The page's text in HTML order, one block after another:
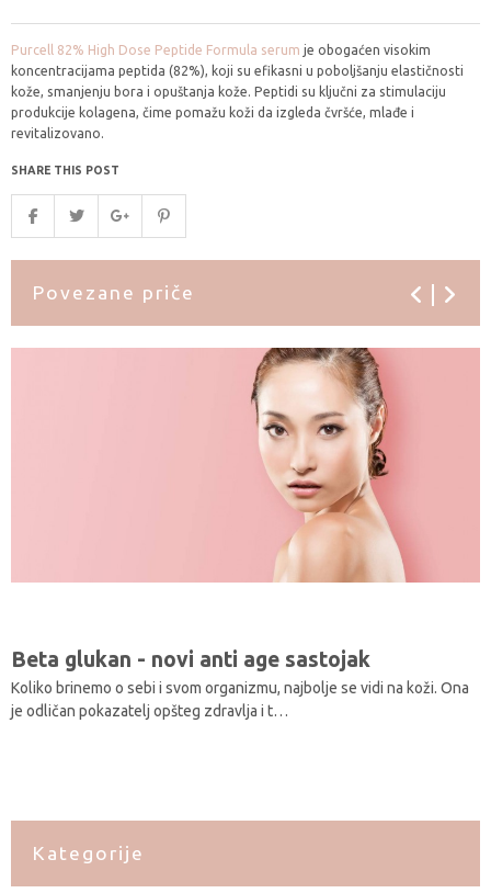
Purcell 82% High Dose Peptide Formula serum je obogaćen visokim
koncentracijama peptida (82%), koji su efikasni u poboljšanju elastičnosti
kože, smanjenju bora i opuštanja kože. Peptidi su ključni za stimulaciju
produkcije kolagena, čime pomažu koži da izgleda čvršće, mlađe i
revitalizovano.
SHARE THIS POST
Povezane priče
Beta glukan - novi anti age sastojak
Koliko brinemo o sebi i svom organizmu, najbolje se vidi na koži. Ona
je odličan pokazatelj opšteg zdravlja i t…
Kategorije